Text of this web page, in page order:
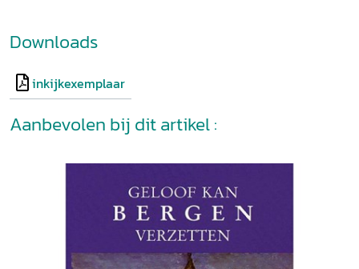
Downloads
inkijkexemplaar
Aanbevolen bij dit artikel :